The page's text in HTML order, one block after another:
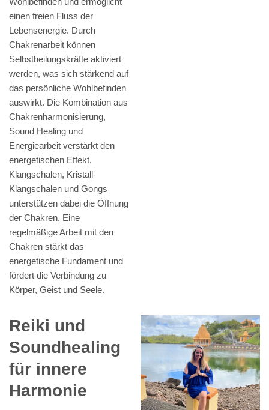
einen freien Fluss der
Lebensenergie. Durch
Chakrenarbeit können
Selbstheilungskräfte aktiviert
werden, was sich stärkend auf
das persönliche Wohlbefinden
auswirkt. Die Kombination aus
Chakrenharmonisierung,
Sound Healing und
Energiearbeit verstärkt den
energetischen Effekt.
Klangschalen, Kristall-
Klangschalen und Gongs
unterstützen dabei die Öffnung
der Chakren. Eine
regelmäßige Arbeit mit den
Chakren stärkt das
energetische Fundament und
fördert die Verbindung zu
Körper, Geist und Seele.
Reiki und
Soundhealing
für innere
Harmonie